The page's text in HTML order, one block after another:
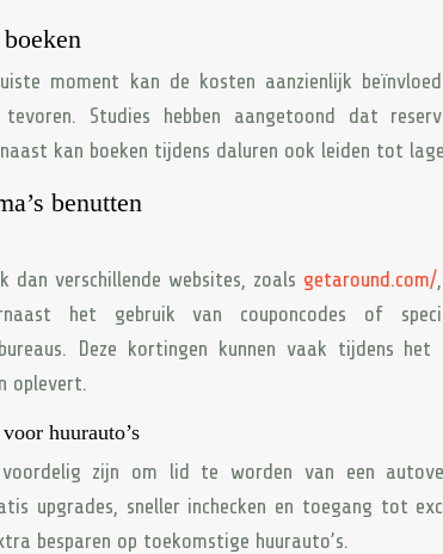
moment kan de kosten aanzienlijk
Studies hebben aangetoond dat
kan boeken tijdens daluren ook leiden tot
benutten
verschillende websites, zoals getaround.com/
het gebruik van couponcodes of
Deze kortingen kunnen vaak tijdens het
oplevert.
huurauto’s
zijn om lid te worden van een
upgrades, sneller inchecken en toegang tot
besparen op toekomstige huurauto’s.